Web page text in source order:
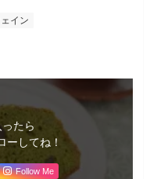
イン
たら
ーしてね！
Follow Me